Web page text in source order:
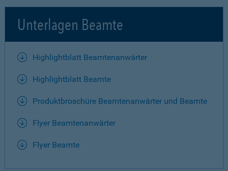
Unterlagen Beamte
Highlightblatt Beamtenanwärter
Highlightblatt Beamte
Produktbroschüre Beamtenanwärter und Beamte
Flyer Beamtenanwärter
Flyer Beamte